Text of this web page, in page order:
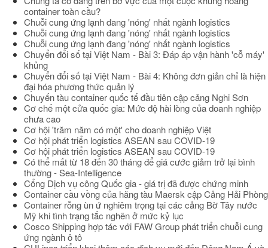
container toàn cầu?
Chuỗi cung ứng lạnh đang 'nóng' nhất ngành logistics
Chuỗi cung ứng lạnh đang 'nóng' nhất ngành logistics
Chuỗi cung ứng lạnh đang 'nóng' nhất ngành logistics
Chuyển đổi số tại Việt Nam - Bài 3: Đáp áp vận hành 'cỗ máy'
khủng
Chuyển đổi số tại Việt Nam - Bài 4: Không đơn giản chỉ là hiện
đại hóa phương thức quản lý
Chuyến tàu container quốc tế đầu tiên cập cảng Nghi Sơn
Cơ chế một cửa quốc gia: Mức độ hài lòng của doanh nghiệp
chưa cao
Cơ hội 'trăm năm có một' cho doanh nghiệp Việt
Cơ hội phát triển logistics ASEAN sau COVID-19
Cơ hội phát triển logistics ASEAN sau COVID-19
Có thể mất từ 18 đến 30 tháng để giá cước giảm trở lại bình
thường - Sea-Intelligence
Cổng Dịch vụ công Quốc gia - giá trị đã được chứng minh
Container cầu vồng của hãng tàu Maersk cập Cảng Hải Phòng
Container rỗng ùn ứ nghiêm trọng tại các cảng Bờ Tây nước
Mỹ khi tình trạng tắc nghẽn ở mức kỷ lục
Cosco Shipping hợp tác với FAW Group phát triển chuỗi cung
ứng ngành ô tô